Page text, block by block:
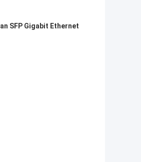
SFP Gigabit Ethernet